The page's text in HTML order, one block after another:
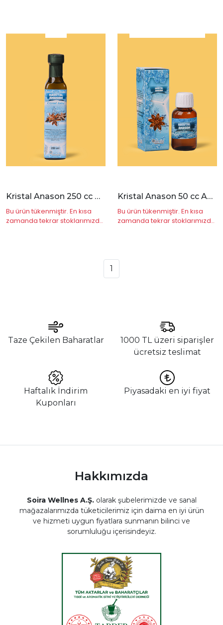
Kristal Anason 250 cc Anis
Bu ürün tükenmiştir. En kısa
zamanda tekrar stoklarımızda
Kristal Anason 50 cc Anis
Bu ürün tükenmiştir. En kısa
zamanda tekrar stoklarımızda
1
Taze Çekilen Baharatlar
1000 TL üzeri siparişler
ücretsiz teslimat
Haftalık İndirim
Kuponları
Piyasadaki en iyi fiyat
Hakkımızda
Soira Wellnes A.Ş.olarak şubelerimizde ve sanal
mağazalarımızda tüketicilerimiz için daima en iyi ürün
ve hizmeti uygun fiyatlara sunmanın bilinci ve
sorumluluğu içerisindeyiz.